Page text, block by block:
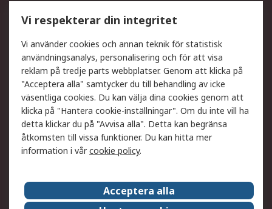
DesignSpark
Teknisk Support
Ditt lokala säljteam
Exportlösningar
Support
Få hjälp
Retur av varor
Leverans
Spåra din order
Begär en fakturakopi
Fördelar med RS-konto
Betalningsalternativ
Om RS Försäljningsvillkor
Vi respekterar din integritet
Vi använder cookies och annan teknik för statistisk
användningsanalys, personalisering och för att visa
reklam på tredje parts webbplatser. Genom att klicka på
"Acceptera alla" samtycker du till behandling av icke
väsentliga cookies. Du kan välja dina cookies genom att
klicka på "Hantera cookie-inställningar". Om du inte vill ha
detta klickar du på "Avvisa alla". Detta kan begränsa
åtkomsten till vissa funktioner. Du kan hitta mer
information i vårcookie policy.
Acceptera alla